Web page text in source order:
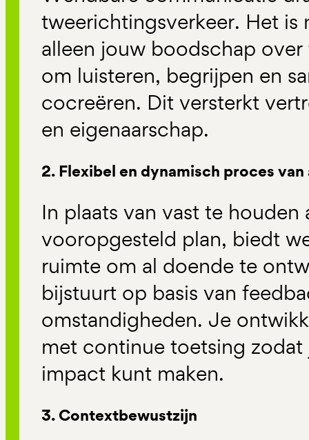
tweerichtingsverkeer. Het
alleen jouw boodschap
om luisteren, begrijpen en
cocreëren. Dit versterkt
en eigenaarschap.
2. Flexibel en dynamisch proces
In plaats van vast te
vooropgesteld plan, biedt
ruimte om al doende te
bijstuurt op basis van
omstandigheden. Je
met continue toetsing
impact kunt maken.
3. Contextbewustzijn